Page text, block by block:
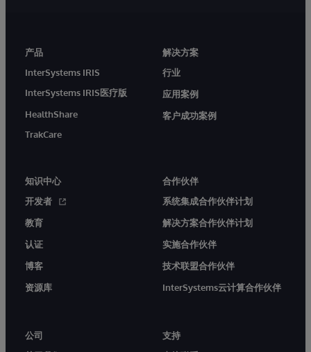
产品
InterSystems IRIS
InterSystems IRIS医疗版
HealthShare
TrakCare
解决方案
行业
应用案例
客户成功案例
知识中心
开发者
教育
认证
博客
资源库
合作伙伴
系统集成合作伙伴计划
解决方案合作伙伴计划
实施合作伙伴
技术联盟合作伙伴
InterSystems云计算合作伙伴
公司
支持